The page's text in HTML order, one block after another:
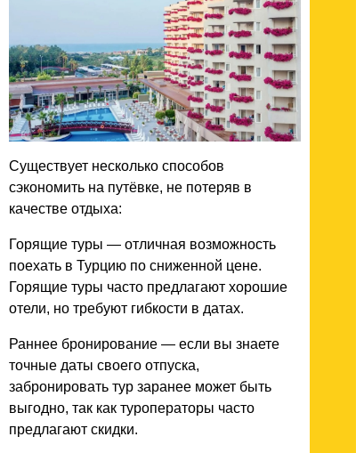
Существует несколько способов
сэкономить на путёвке, не потеряв в
качестве отдыха:
Горящие туры — отличная возможность
поехать в Турцию по сниженной цене.
Горящие туры часто предлагают хорошие
отели, но требуют гибкости в датах.
Раннее бронирование — если вы знаете
точные даты своего отпуска,
забронировать тур заранее может быть
выгодно, так как туроператоры часто
предлагают скидки.